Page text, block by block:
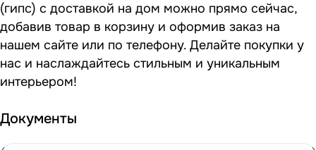
(гипс) с доставкой на дом можно прямо сейчас,
добавив товар в корзину и оформив заказ на
нашем сайте или по телефону. Делайте покупки у
нас и наслаждайтесь стильным и уникальным
интерьером!
Документы